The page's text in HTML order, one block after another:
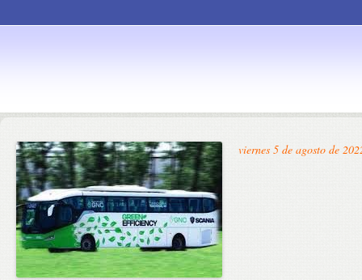
content
viernes 5 de agosto de